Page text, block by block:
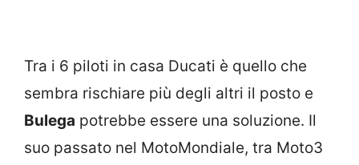
Tra i 6 piloti in casa Ducati è quello che
sembra rischiare più degli altri il posto e
Bulega potrebbe essere una soluzione. Il
suo passato nel MotoMondiale, tra Moto3